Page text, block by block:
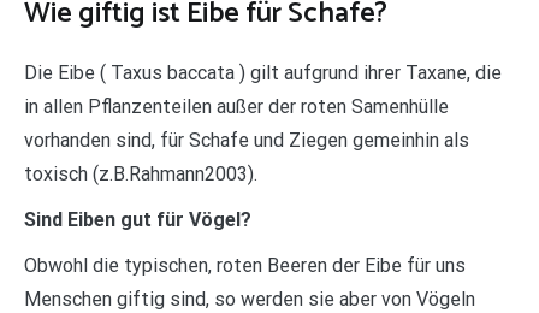
Wie giftig ist Eibe für Schafe?
Die Eibe ( Taxus baccata ) gilt aufgrund ihrer Taxane, die
in allen Pflanzenteilen außer der roten Samenhülle
vorhanden sind, für Schafe und Ziegen gemeinhin als
toxisch (z.B.Rahmann2003).
Sind Eiben gut für Vögel?
Obwohl die typischen, roten Beeren der Eibe für uns
Menschen giftig sind, so werden sie aber von Vögeln